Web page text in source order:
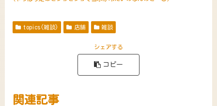
topics(雑談) 店舗 雑談
シェアする
コピー
関連記事